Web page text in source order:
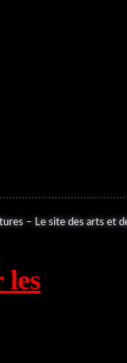
– Le site des arts et
les